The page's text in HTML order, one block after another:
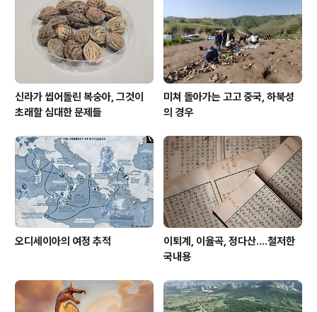
구성한 다양한 문화를 대표하는 곳이기도 했다. 제국 전역
에 걸쳐 있는 기업의 (올리브?) 오일 수입업자, 곡물 수..
신라가 씹어돌린 복숭아, 그것이
초래할 심대한 문제들
미쳐 돌아가는 고고 중국, 하북성
의 경우
오디세이아의 여정 추적
이퇴계, 이율곡, 정다산....철저한
국내용